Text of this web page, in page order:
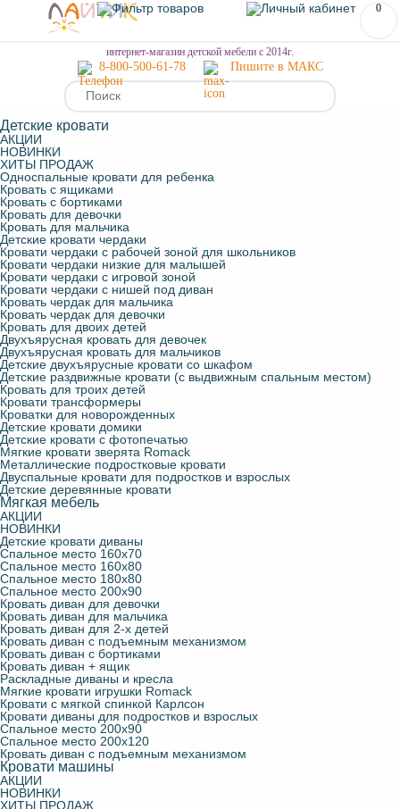
МЕНЮ
0
интернет-магазин детской мебели с 2014г.
8-800-500-61-78 Пишите в МАКС
Детские кровати
АКЦИИ
НОВИНКИ
ХИТЫ ПРОДАЖ
Односпальные кровати для ребенка
Кровать с ящиками
Кровать с бортиками
Кровать для девочки
Кровать для мальчика
Детские кровати чердаки
Кровати чердаки с рабочей зоной для школьников
Кровати чердаки низкие для малышей
Кровати чердаки с игровой зоной
Кровати чердаки с нишей под диван
Кровать чердак для мальчика
Кровать чердак для девочки
Кровать для двоих детей
Двухъярусная кровать для девочек
Двухъярусная кровать для мальчиков
Детские двухъярусные кровати со шкафом
Детские раздвижные кровати (с выдвижным спальным местом)
Кровать для троих детей
Кровати трансформеры
Кроватки для новорожденных
Детские кровати домики
Детские кровати с фотопечатью
Мягкие кровати зверята Romack
Металлические подростковые кровати
Двуспальные кровати для подростков и взрослых
Детские деревянные кровати
Мягкая мебель
АКЦИИ
НОВИНКИ
Детские кровати диваны
Спальное место 160х70
Спальное место 160х80
Спальное место 180х80
Спальное место 200х90
Кровать диван для девочки
Кровать диван для мальчика
Кровать диван для 2-х детей
Кровать диван с подъемным механизмом
Кровать диван с бортиками
Кровать диван + ящик
Раскладные диваны и кресла
Мягкие кровати игрушки Romack
Кровати с мягкой спинкой Карлсон
Кровати диваны для подростков и взрослых
Спальное место 200х90
Спальное место 200х120
Кровать диван с подъемным механизмом
Кровати машины
АКЦИИ
НОВИНКИ
ХИТЫ ПРОДАЖ